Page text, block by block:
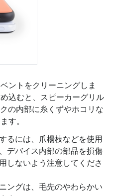
ントをクリーニングしま
込むと、スピーカーグリル
の内部に糸くずやホコリな
す。
るには、爪楊枝などを使用
デバイス内部の部品を損傷
しないよう注意してくださ
ングは、毛先のやわらかい